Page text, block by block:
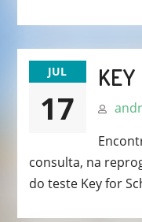
JUL
17
consulta, na
do teste Key for